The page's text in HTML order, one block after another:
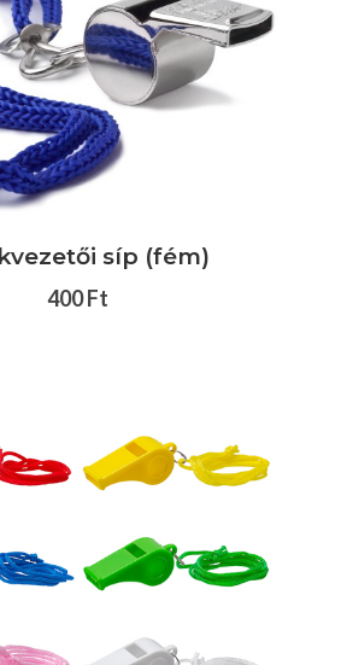
síp (fém)
400 Ft